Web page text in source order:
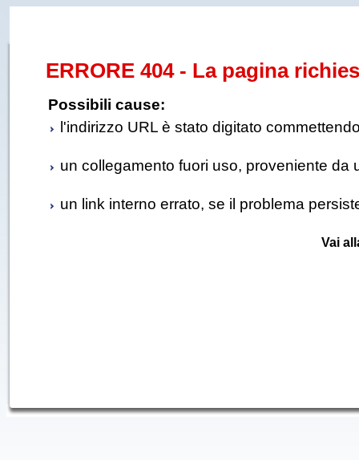
ERRORE 404 - La pagina
Possibili cause:
l'indirizzo URL è stato digitato
un collegamento fuori uso, proveniente da
un link interno errato, se il problema
Vai